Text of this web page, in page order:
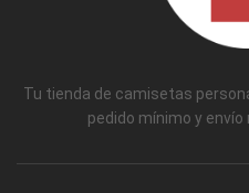
Tu tienda de camisetas
pedido mínimo y envío